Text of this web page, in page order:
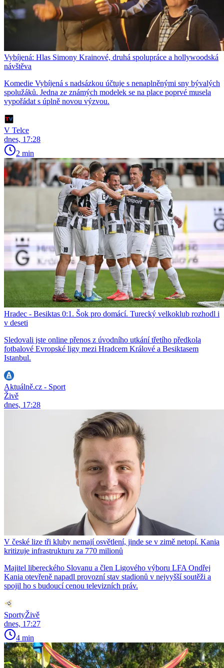
Vybíjená: Hlas Simony Krainové, druhá spolupráce a hollywoodská
návštěva
Komedie Vybíjená s nadsázkou účtuje s nenaplněnými sny bývalých
spolužáků. Jedna ze známých modelek se na place poprvé musela
vypořádat s úplně novou výzvou.
V Telce
dnes, 17:28
2 min
Hradec - Besiktas 0:1. Šok pro domácí. Turecký velkoklub rozhodl i
v deseti
Sledovali jste online přenos z úvodního utkání třetího předkola
fotbalové Evropské ligy mezi Hradcem Králové a Besiktasem
Istanbul.
Aktuálně.cz - Sport
Živě
dnes, 17:28
V české lize tři kluby nemají osvětlení, jinde se v zimě netopí. Kania
kritizuje infrastrukturu za 770 milionů
Majitel libereckého Slovanu a člen Ligového výboru LFA Ondřej
Kania otevřeně napadl provozní stav stadionů v nejvyšší soutěži a
spojil ho s budoucí cenou televizních práv.
SportyŽivě
dnes, 17:27
4 min